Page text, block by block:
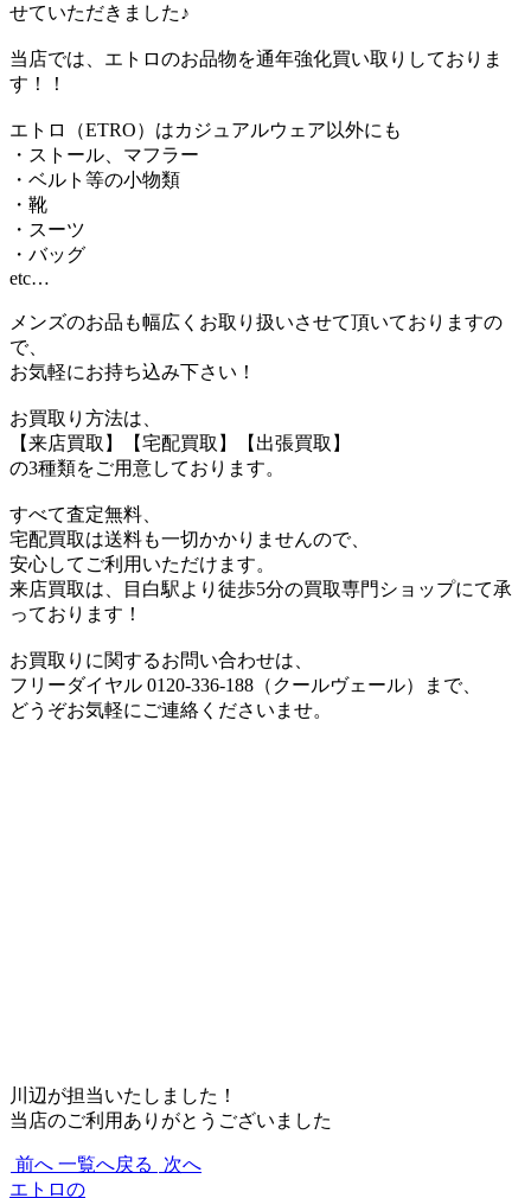
せていただきました♪
当店では、エトロのお品物を通年強化買い取りしておりま
す！！
エトロ（ETRO）はカジュアルウェア以外にも
・ストール、マフラー
・ベルト等の小物類
・靴
・スーツ
・バッグ
etc…
メンズのお品も幅広くお取り扱いさせて頂いておりますの
で、
お気軽にお持ち込み下さい！
お買取り方法は、
【来店買取】【宅配買取】【出張買取】
の3種類をご用意しております。
すべて査定無料、
宅配買取は送料も一切かかりませんので、
安心してご利用いただけます。
来店買取は、目白駅より徒歩5分の買取専門ショップにて承
っております！
お買取りに関するお問い合わせは、
フリーダイヤル 0120-336-188（クールヴェール）まで、
どうぞお気軽にご連絡くださいませ。
川辺が担当いたしました！
当店のご利用ありがとうございました
前へ 一覧へ戻る
次へ
エトロの